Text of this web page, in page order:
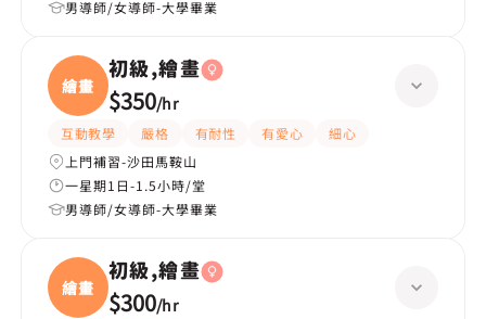
男導師/女導師-大學畢業
繪畫
初級,繪畫
$350/hr
互動教學 嚴格 有耐性 有愛心
細心
上門補習-沙田馬鞍山
一星期1日-1.5小時/堂
男導師/女導師-大學畢業
繪畫
初級,繪畫
$300/hr